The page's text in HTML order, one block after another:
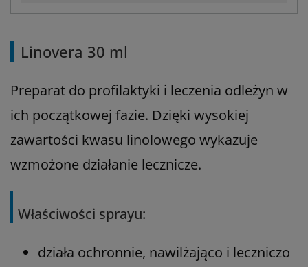
Linovera 30 ml
Preparat do profilaktyki i leczenia odleżyn w
ich początkowej fazie. Dzięki wysokiej
zawartości kwasu linolowego wykazuje
wzmożone działanie lecznicze.
Właściwości sprayu:
działa ochronnie, nawilżająco i leczniczo